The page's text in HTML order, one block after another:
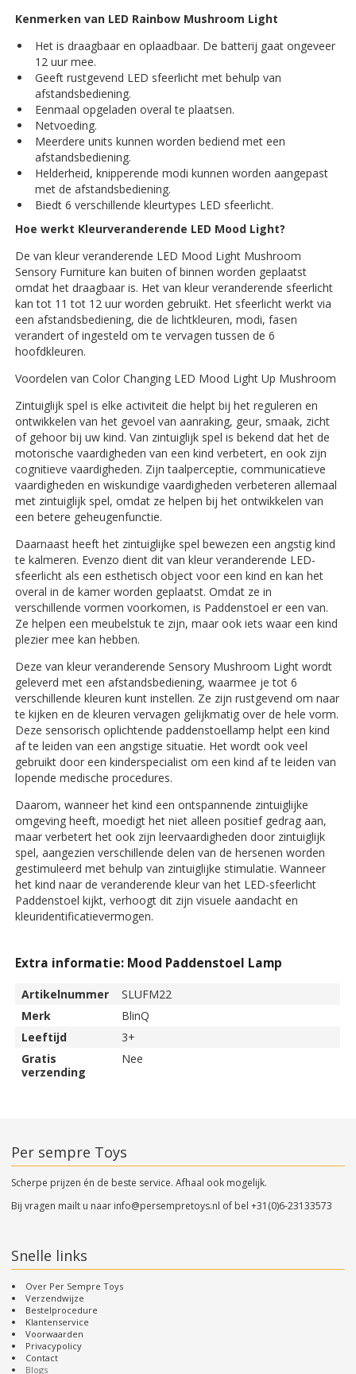
Kenmerken van LED Rainbow Mushroom Light
Het is draagbaar en oplaadbaar. De batterij gaat ongeveer
12 uur mee.
Geeft rustgevend LED sfeerlicht met behulp van
afstandsbediening.
Eenmaal opgeladen overal te plaatsen.
Netvoeding.
Meerdere units kunnen worden bediend met een
afstandsbediening.
Helderheid, knipperende modi kunnen worden aangepast
met de afstandsbediening.
Biedt 6 verschillende kleurtypes LED sfeerlicht.
Hoe werkt Kleurveranderende LED Mood Light?
De van kleur veranderende LED Mood Light Mushroom
Sensory Furniture kan buiten of binnen worden geplaatst
omdat het draagbaar is. Het van kleur veranderende sfeerlicht
kan tot 11 tot 12 uur worden gebruikt. Het sfeerlicht werkt via
een afstandsbediening, die de lichtkleuren, modi, fasen
verandert of ingesteld om te vervagen tussen de 6
hoofdkleuren.
Voordelen van Color Changing LED Mood Light Up Mushroom
Zintuiglijk spel is elke activiteit die helpt bij het reguleren en
ontwikkelen van het gevoel van aanraking, geur, smaak, zicht
of gehoor bij uw kind. Van zintuiglijk spel is bekend dat het de
motorische vaardigheden van een kind verbetert, en ook zijn
cognitieve vaardigheden. Zijn taalperceptie, communicatieve
vaardigheden en wiskundige vaardigheden verbeteren allemaal
met zintuiglijk spel, omdat ze helpen bij het ontwikkelen van
een betere geheugenfunctie.
Daarnaast heeft het zintuiglijke spel bewezen een angstig kind
te kalmeren. Evenzo dient dit van kleur veranderende LED-
sfeerlicht als een esthetisch object voor een kind en kan het
overal in de kamer worden geplaatst. Omdat ze in
verschillende vormen voorkomen, is Paddenstoel er een van.
Ze helpen een meubelstuk te zijn, maar ook iets waar een kind
plezier mee kan hebben.
Deze van kleur veranderende Sensory Mushroom Light wordt
geleverd met een afstandsbediening, waarmee je tot 6
verschillende kleuren kunt instellen. Ze zijn rustgevend om naar
te kijken en de kleuren vervagen gelijkmatig over de hele vorm.
Deze sensorisch oplichtende paddenstoellamp helpt een kind
af te leiden van een angstige situatie. Het wordt ook veel
gebruikt door een kinderspecialist om een ​​kind af te leiden van
lopende medische procedures.
Daarom, wanneer het kind een ontspannende zintuiglijke
omgeving heeft, moedigt het niet alleen positief gedrag aan,
maar verbetert het ook zijn leervaardigheden door zintuiglijk
spel, aangezien verschillende delen van de hersenen worden
gestimuleerd met behulp van zintuiglijke stimulatie. Wanneer
het kind naar de veranderende kleur van het LED-sfeerlicht
Paddenstoel kijkt, verhoogt dit zijn visuele aandacht en
kleuridentificatievermogen.
Extra informatie: Mood Paddenstoel Lamp
Artikelnummer
SLUFM22
Merk
BlinQ
Leeftijd
3+
Gratis
verzending
Nee
Per sempre Toys
Scherpe prijzen én de beste service. Afhaal ook mogelijk.
Bij vragen mailt u naar info@persempretoys.nl of bel+31(0)6-23133573
Snelle links
Over Per Sempre Toys
Verzendwijze
Bestelprocedure
Klantenservice
Voorwaarden
Privacypolicy
Contact
Blogs